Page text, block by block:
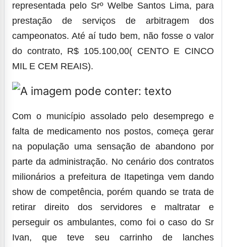
representada pelo Srº Welbe Santos Lima, para
prestação de serviços de arbitragem dos
campeonatos. Até aí tudo bem, não fosse o valor
do contrato, R$ 105.100,00( CENTO E CINCO
MIL E CEM REAIS).
Com o município assolado pelo desemprego e
falta de medicamento nos postos, começa gerar
na população uma sensação de abandono por
parte da administração. No cenário dos contratos
milionários a prefeitura de Itapetinga vem dando
show de competência, porém quando se trata de
retirar direito dos servidores e maltratar e
perseguir os ambulantes, como foi o caso do Sr
Ivan, que teve seu carrinho de lanches